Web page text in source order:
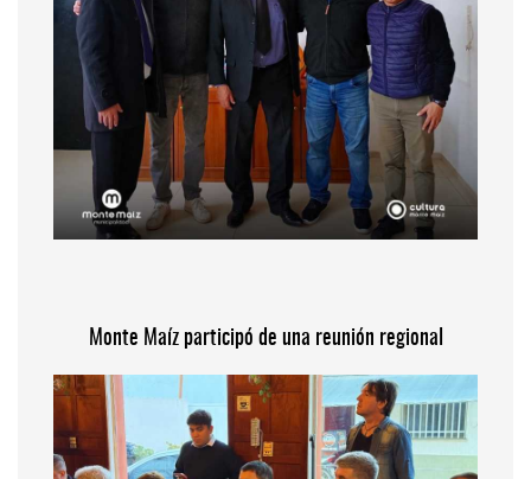
Monte Maíz participó de una reunión regional